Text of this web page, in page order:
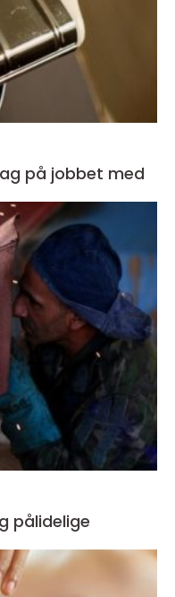
på jobbet med